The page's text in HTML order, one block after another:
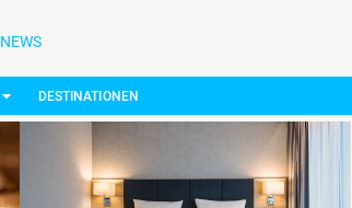
NEWS
DESTINATIONEN